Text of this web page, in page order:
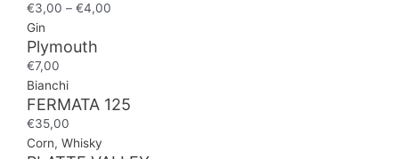
€3,00 – €4,00
Gin
Plymouth
€7,00
Bianchi
FERMATA 125
€35,00
Corn, Whisky